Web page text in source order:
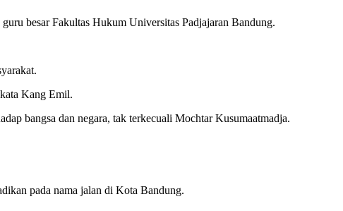
besar Fakultas Hukum Universitas Padjajaran Bandung.
Kang Emil.
bangsa dan negara, tak terkecuali Mochtar Kusumaatmadja.
pada nama jalan di Kota Bandung.